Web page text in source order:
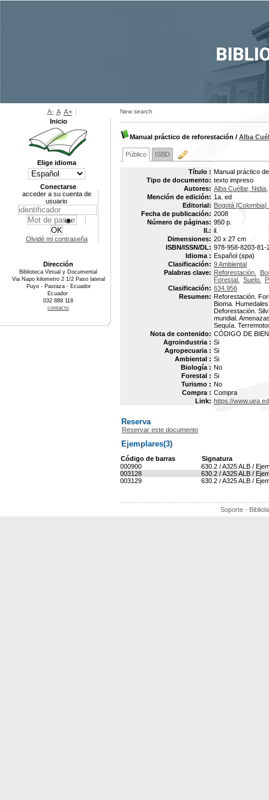
New search
Manual práctico de reforestación / Alba
Público ISBD
Título : Manual práctico
Tipo de documento: texto impreso
Autores: Alba Cuéllar, Nidia
Mención de edición: 1a. ed
Editorial: Bogotá
Fecha de publicación: 2008
Número de páginas: 950 p.
Il.: il.
Dimensiones: 20 x 27 cm
ISBN/ISSN/DL: 978-958-8203-81-
Idioma : Español (spa)
Clasificación: 9 Ambiental
Palabras clave: Reforestación.
Forestal.
Suelo.
Clasificación: 634.956
Resumen: Reforestación.
Bioma.
Deforestación.
mundial.
Sequía.
Nota de contenido: CÓDIGO DE
Agroindustria : Si
Agropecuaria : Si
Ambiental : Si
Biología : No
Forestal : Si
Turismo : No
Compra : Compra
Link: https://
Reserva
Reservar este documento
Ejemplares(3)
Código de barras
Signatura
000900
630.2 / A325 ALB /
003128
630.2 / A325 ALB /
003129
630.2 / A325 ALB /
Soporte -
A- A A+
Inicio
Elige idioma
Conectarse
acceder a su cuenta de
usuario
Olvidé mi contraseña
Dirección
Biblioteca Virtual y Documental
Via Napo kilometro 2 1/2 Paso lateral
Puyo - Pastaza - Ecuador
Ecuador
032 889 118
contacto